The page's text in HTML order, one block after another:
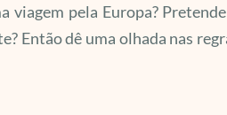
viagem pela Europa?
Então dê uma olhada nas